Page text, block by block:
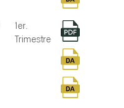
1er.
Trimestre